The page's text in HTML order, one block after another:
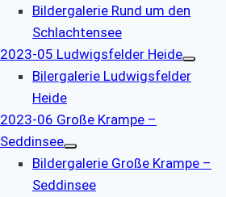
Bildergalerie Rund um den
Schlachtensee
2023-05 Ludwigsfelder Heide
Bilergalerie Ludwigsfelder
Heide
2023-06 Große Krampe –
Seddinsee
Bildergalerie Große Krampe –
Seddinsee